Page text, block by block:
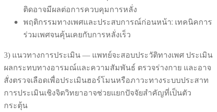
ติดอาจมีผลต่อการควบคุมการหลั่ง
พฤติกรรมทางเพศและประสบการณ์ก่อนหน้า: เทคนิคการ
ร่วมเพศจนคุ้นเคยกับการหลั่งเร็ว
3) แนวทางการประเมิน — แพทย์จะสอบประวัติทางเพศ ประเมิน
ผลกระทบทางอารมณ์และความสัมพันธ์ ตรวจร่างกาย และอาจ
สั่งตรวจเลือดเพื่อประเมินฮอร์โมนหรือภาวะทางระบบประสาท
การประเมินเชิงจิตวิทยาอาจช่วยแยกปัจจัยสำคัญที่เป็นตัว
กระตุ้น